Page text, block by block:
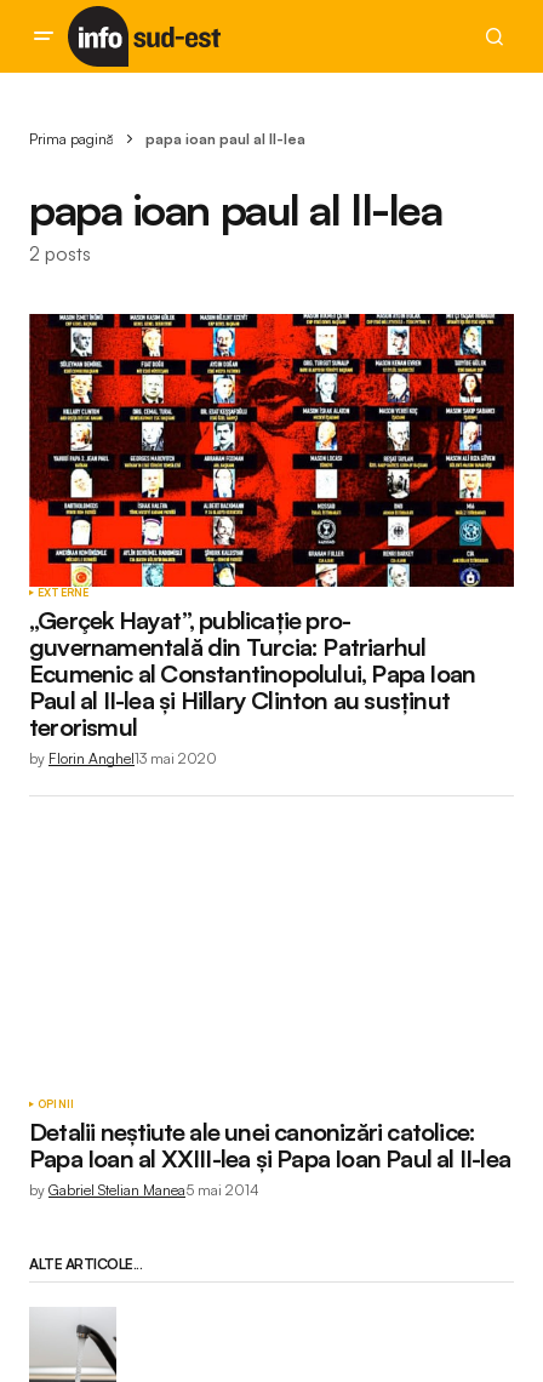
Prima pagină papa ioan paul al II-lea
papa ioan paul al II-lea
2 posts
EXTERNE
„Gerçek Hayat”, publicaţie pro-
guvernamentală din Turcia: Patriarhul
Ecumenic al Constantinopolului, Papa Ioan
Paul al II-lea şi Hillary Clinton au susţinut
terorismul
by Florin Anghel13 mai 2020
OPINII
Detalii neștiute ale unei canonizări catolice:
Papa Ioan al XXIII-lea și Papa Ioan Paul al II-lea
by Gabriel Stelian Manea5 mai 2014
ALTE ARTICOLE...